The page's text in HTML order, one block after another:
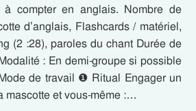
compter en anglais. Nombre de
d’anglais, Flashcards / matériel,
(2 :28), paroles du chant Durée de
: En demi-groupe si possible
de travail ❶ Ritual Engager un
mascotte et vous-même :…